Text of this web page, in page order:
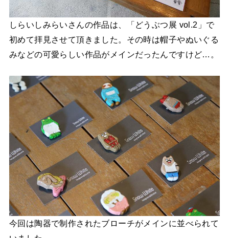
しらいしみらいさんの作品は、「どうぶつ展 vol.2」で
初めて拝見させて頂きました。その時は帽子やぬいぐる
みなどの可愛らしい作品がメインだったんですけど…。
今回は陶器で制作されたブローチがメインに並べられて